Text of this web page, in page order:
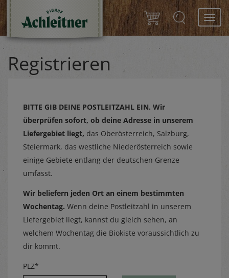
Registrieren
BITTE GIB DEINE POSTLEITZAHL EIN. Wir
überprüfen sofort, ob deine Adresse in unserem
Liefergebiet liegt, das Oberösterreich, Salzburg,
Steiermark, das westliche Niederösterreich sowie
einige Gebiete entlang der deutschen Grenze
umfasst.
Wir beliefern jeden Ort an einem bestimmten
Wochentag. Wenn deine Postleitzahl in unserem
Liefergebiet liegt, kannst du gleich sehen, an
welchem Wochentag die Biokiste voraussichtlich zu
dir kommt.
PLZ*